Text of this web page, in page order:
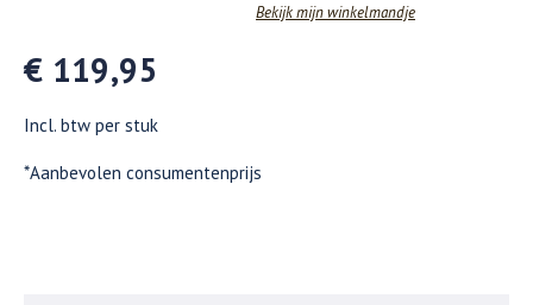
Bekijk mijn winkelmandje
€ 119,95
Incl. btw per stuk
*Aanbevolen consumentenprijs